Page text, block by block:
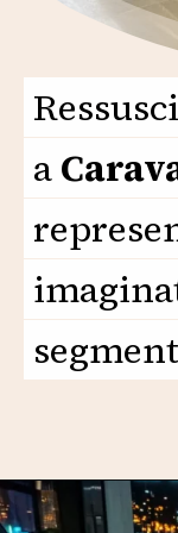
a
a
Opening